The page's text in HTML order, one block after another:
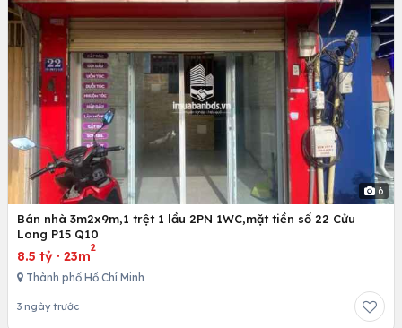
6
Bán nhà 3m2x9m,1 trệt 1 lầu 2PN 1WC,mặt tiền số 22 Cửu
Long P15 Q10
8.5 tỷ · 23m
2
Thành phố Hồ Chí Minh
3 ngày trước